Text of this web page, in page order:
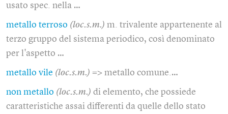
usato spec. nella …
metallo terroso (loc.s.m.) m. trivalente appartenente al
terzo gruppo del sistema periodico, così denominato
per l'aspetto …
metallo vile (loc.s.m.) => metallo comune.…
non metallo (loc.s.m.) di elemento, che possiede
caratteristiche assai differenti da quelle dello stato